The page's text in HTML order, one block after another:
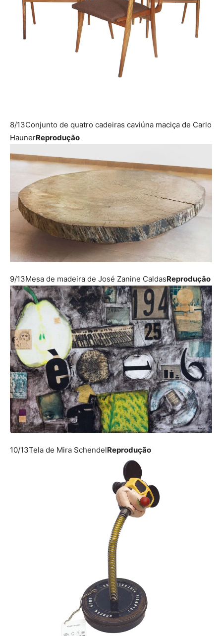
8/13Conjunto de quatro cadeiras caviúna maciça de Carlo
HaunerReprodução
9/13Mesa de madeira de José Zanine CaldasReprodução
10/13Tela de Mira SchendelReprodução